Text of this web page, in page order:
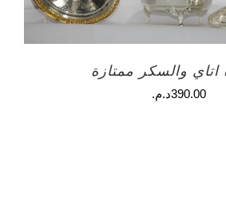
اتاي والسكر ممتازة
390.00د.م.